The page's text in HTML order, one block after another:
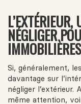
NÉGLIGER
IMMOBILIÈRES
Si, généralement,
davantage sur
négliger
même attention,